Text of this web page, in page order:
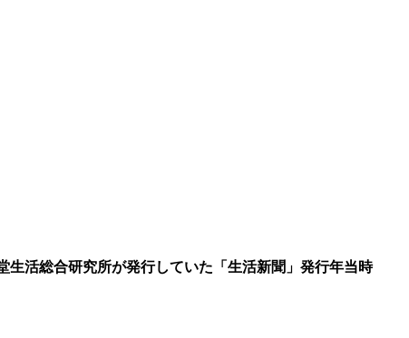
生活総合研究所が発行していた「生活新聞」発行年当時